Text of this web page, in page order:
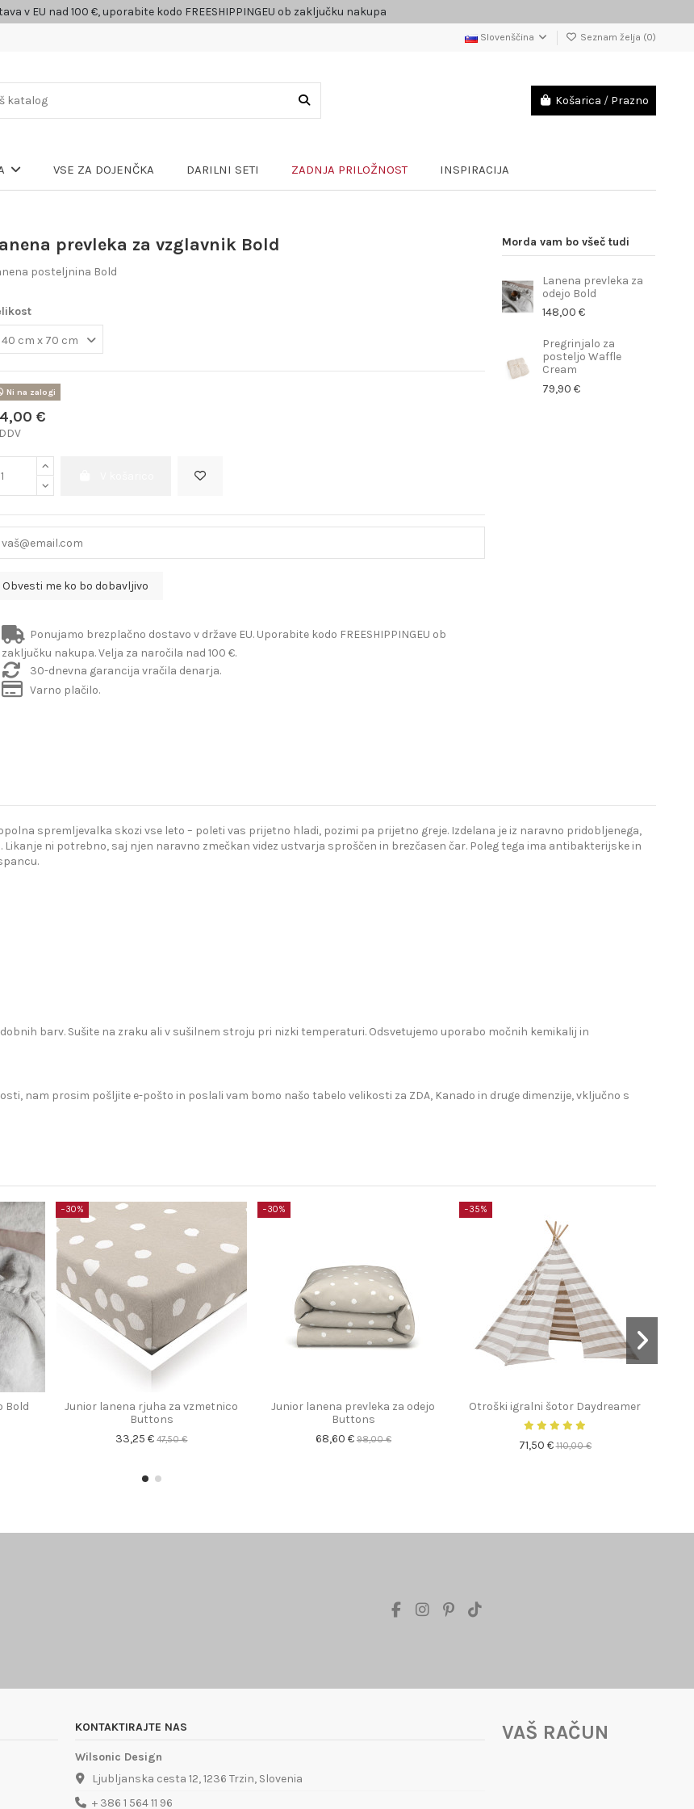
v EU nad 100 €, uporabite kodo FREESHIPPINGEU ob zaključku nakupa
Slovenščina Seznam želja (0)
Košarica / Prazno
VSE ZA DOJENČKA DARILNI SETI ZADNJA PRILOŽNOST INSPIRACIJA
prevleka za vzglavnik Bold
posteljnina Bold
Ni na zalogi
€
Ponujamo brezplačno dostavo v države EU. Uporabite kodo FREESHIPPINGEU ob
zaključku nakupa. Velja za naročila nad 100 €.
30-dnevna garancija vračila denarja.
Varno plačilo.
Morda vam bo všeč tudi
Lanena prevleka za
odejo Bold
148,00 €
Pregrinjalo za
posteljo Waffle
Cream
79,90 €
spremljevalka skozi vse leto – poleti vas prijetno hladi, pozimi pa prijetno greje. Izdelana je iz naravno pridobljenega,
ni potrebno, saj njen naravno zmečkan videz ustvarja sproščen in brezčasen čar. Poleg tega ima antibakterijske in
barv. Sušite na zraku ali v sušilnem stroju pri nizki temperaturi. Odsvetujemo uporabo močnih kemikalij in
nam prosim pošljite e-pošto in poslali vam bomo našo tabelo velikosti za ZDA, Kanado in druge dimenzije, vključno s
Bold
−30%
Junior lanena rjuha za vzmetnico
Buttons
33,25 €47,50 €
−30%
Junior lanena prevleka za odejo
Buttons
68,60 €98,00 €
−35%
Otroški igralni šotor Daydreamer
71,50 €110,00 €
KONTAKTIRAJTE NAS
Wilsonic Design
Ljubljanska cesta 12, 1236 Trzin, Slovenia
+ 386 1 564 11 96
VAŠ RAČUN